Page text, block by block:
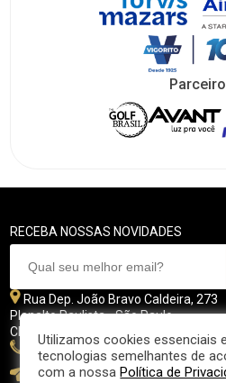
RECEBA NOSSAS NOVIDADES
Rua Dep. João Bravo Caldeira, 273
Planalto Paulista - São Paulo
CEP 04071 - 045
11 5070-4700
fpgolfe@fpgolfe.com.br
Utilizamos cookies essenciais e
tecnologias semelhantes de
com a nossaPolítica de